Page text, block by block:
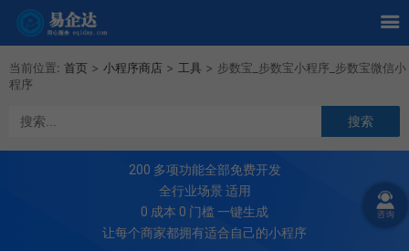
当前位置: 首页 > 小程序商店 > 工具 > 步数宝_步数宝小程序_步数宝微信小
程序
200 多项功能全部免费开发
全行业场景 适用
0 成本 0 门槛 一键生成
让每个商家都拥有适合自己的小程序